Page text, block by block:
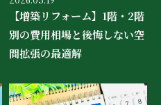
【増築リフォーム】1階・2階
別の費用相場と後悔しない空
間拡張の最適解